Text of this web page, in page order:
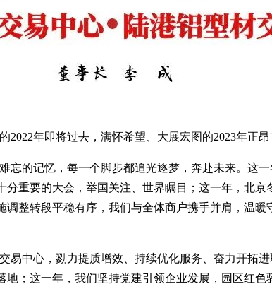
年即将过去，满怀希望、大展宏图的2023年正昂
忘的记忆，每一个脚步都追光逐梦，奔赴未来。这
重要的大会，举国关注、世界瞩目；这一年，北
调整转段平稳有序，我们与全体商户携手并肩，温
中心，勠力提质增效、持续优化服务、奋力开拓
；这一年，我们坚持党建引领企业发展，园区红